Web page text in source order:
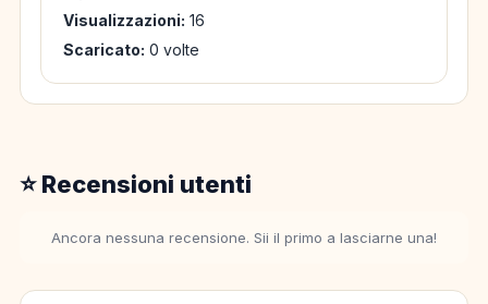
Visualizzazioni: 16
Scaricato: 0 volte
⭐ Recensioni utenti
Ancora nessuna recensione. Sii il primo a lasciarne una!